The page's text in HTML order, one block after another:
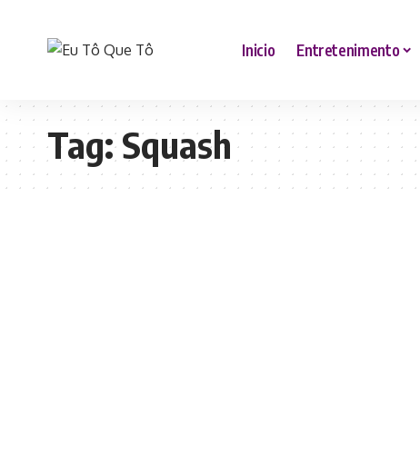
Inicio Entretenimento
Tag:Squash